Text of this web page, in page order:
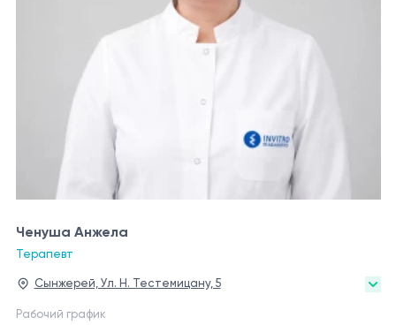
Ченуша Анжела
Терапевт
Сынжерей, Ул. Н. Тестемицану, 5
Рабочий график